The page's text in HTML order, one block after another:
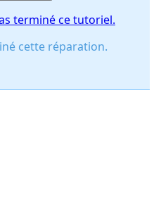
terminé ce tutoriel.
cette réparation.